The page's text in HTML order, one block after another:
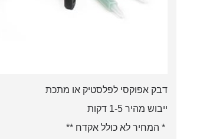
דבק אפוקסי לפלסטיק או מתכת
ייבוש מהיר 1-5 דקות
* המחיר לא כולל אקדח **